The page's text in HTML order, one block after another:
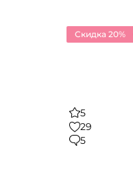
Скидка 20%
5
29
5